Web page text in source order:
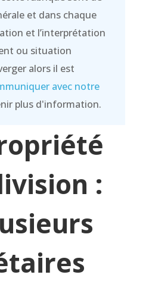
et dans chaque
et l’interprétation
ou situation
alors il est
avec notre
plus d'information.
: